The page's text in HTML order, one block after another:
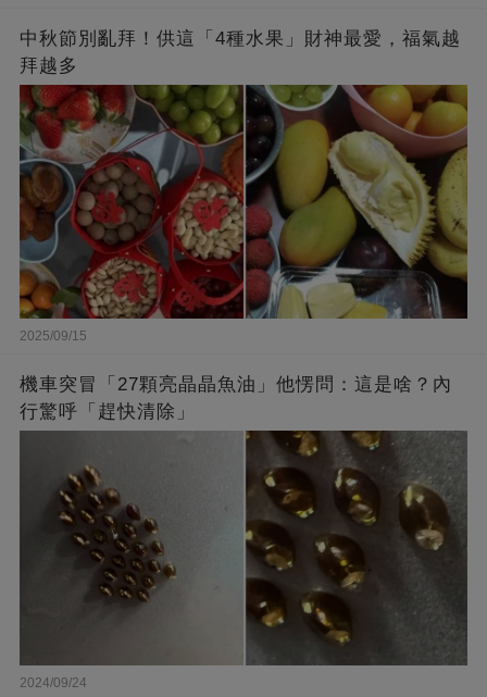
中秋節別亂拜！供這「4種水果」財神最愛，福氣越
拜越多
2025/09/15
機車突冒「27顆亮晶晶魚油」他愣問：這是啥？內
行驚呼「趕快清除」
2024/09/24